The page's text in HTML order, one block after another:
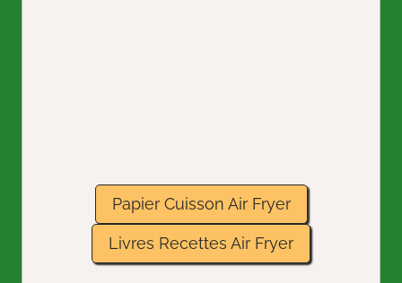
Papier Cuisson Air Fryer
Livres Recettes Air Fryer